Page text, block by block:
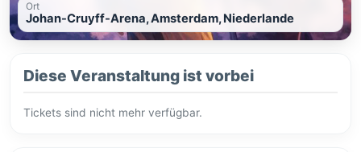
Ort
Johan-Cruyff-Arena, Amsterdam, Niederlande
Diese Veranstaltung ist vorbei
Tickets sind nicht mehr verfügbar.